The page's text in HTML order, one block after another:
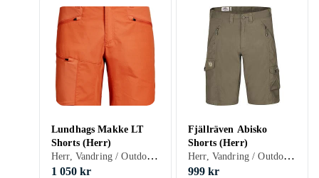
Lundhags Makke LT
Shorts (Herr)
Herr, Vandring / Outdoor, S, M, L, XL, XXL, XS, Grå, Brun, Blå, Röd, Gul, Orange, Guld, Grön
1 050 kr
Fjällräven Abisko
Shorts (Herr)
Herr, Vandring / Outdoor, S, M, L, XL, XXL, XS, XXS, Svart, Vit, Grå, Brun, Blå, Gul, Orange, Grön, Beige, Lila
999 kr